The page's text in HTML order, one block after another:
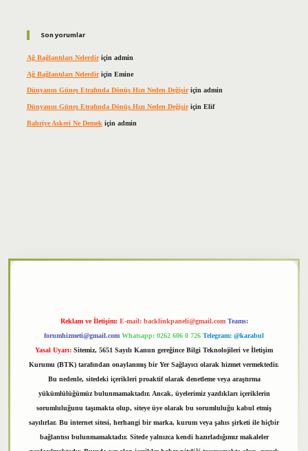
Son yorumlar
Ağ Bağlantıları Nelerdiriçin admin
Ağ Bağlantıları Nelerdiriçin Emine
Dünyanın Güneş Etrafında Dönüş Hızı Neden Değişiriçin admin
Dünyanın Güneş Etrafında Dönüş Hızı Neden Değişiriçin Elif
Bahriye Askeri Ne Demek için admin
Reklam ve İletişim: E-mail: backlinkpaneli@gmail.com Teams:
forumhizmeti@gmail.com Whatsapp: 0262 606 0 726 Telegram: @karabul
Yasal Uyarı: Sitemiz, 5651 Sayılı Kanun gereğince Bilgi Teknolojileri ve İletişim
Kurumu (BTK) tarafından onaylanmış bir Yer Sağlayıcı olarak hizmet vermektedir.
Bu nedenle, sitedeki içerikleri proaktif olarak denetleme veya araştırma
yükümlülüğümüz bulunmamaktadır. Ancak, üyelerimiz yazdıkları içeriklerin
sorumluluğunu taşımakta olup, siteye üye olarak bu sorumluluğu kabul etmiş
sayılırlar. Bu internet sitesi, herhangi bir marka, kurum veya şahıs şirketi ile hiçbir
bağlantısı bulunmamaktadır. Sitede yalnızca kendi hazırladığımız makaleler